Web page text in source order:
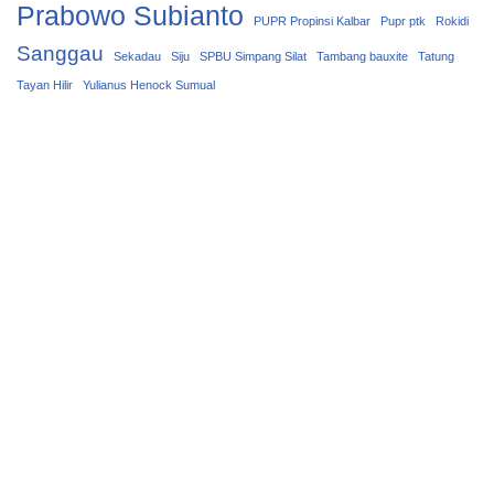
Prabowo Subianto PUPR Propinsi Kalbar Pupr ptk Rokidi
Sanggau Sekadau Siju SPBU Simpang Silat Tambang bauxite Tatung
Tayan Hilir Yulianus Henock Sumual